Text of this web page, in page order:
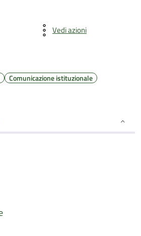
Vedi azioni
Comunicazione istituzionale